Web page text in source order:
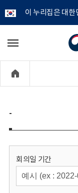
이 누리집은 대
메
기
-
회의일 기간